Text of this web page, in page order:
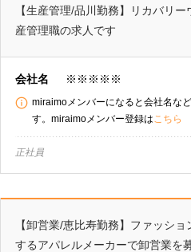
【生産管理/品川勤務】リカバリ
産管理職の求人です
会社名 ※※※※※
miraimoメンバーになると会社名な
す。miraimoメンバー登録はこちら
正社員
【卸営業/恵比寿勤務】ファッシ
するアパレルメーカーで卸営業を